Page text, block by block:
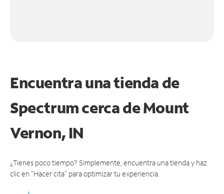
Encuentra una tienda de
Spectrumcerca de Mount
Vernon, IN
¿Tienes poco tiempo? Simplemente, encuentra una tienda y haz
clic en "Hacer cita" para optimizar tu experiencia.